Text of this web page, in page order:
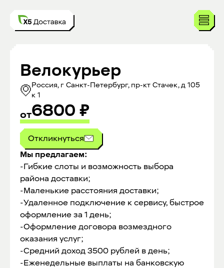
Велокурьер
Россия, г Санкт-Петербург, пр-кт Стачек, д 105
к 1
от6800 ₽
Откликнуться
Мы предлагаем:
-Гибкие слоты и возможность выбора
района доставки;
-Маленькие расстояния доставки;
-Удаленное подключение к сервису, быстрое
оформление за 1 день;
-Оформление договора возмездного
оказания услуг;
-Средний доход 3500 рублей в день;
-Еженедельные выплаты на банковскую